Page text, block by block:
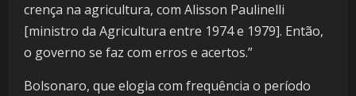
crença na agricultura, com Alisson Paulinelli
[ministro da Agricultura entre 1974 e 1979]. Então,
o governo se faz com erros e acertos.”
Bolsonaro, que elogia com frequência o período